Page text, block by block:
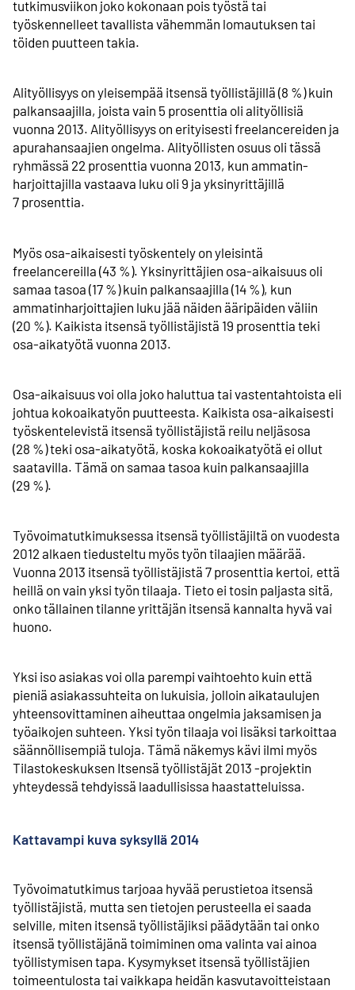
tutkimusviikon joko kokonaan pois työstä tai
työskennelleet tavallista vähemmän lomautuksen tai
töiden puutteen takia.
Alityöllisyys on yleisempää itsensä työllistäjillä (8 %) kuin
palkansaajilla, joista vain 5 prosenttia oli alityöllisiä
vuonna 2013. Alityöllisyys on erityisesti freelancereiden ja
apurahansaajien ongelma. Alityöllisten osuus oli tässä
ryhmässä 22 prosenttia vuonna 2013, kun ammatin­
harjoittajilla vastaava luku oli 9 ja yksinyrittäjillä
7 prosenttia.
Myös osa-aikaisesti työskentely on yleisintä
freelancereilla (43 %). Yksinyrittäjien osa-aikaisuus oli
samaa tasoa (17 %) kuin palkansaajilla (14 %), kun
ammatin­harjoittajien luku jää näiden ääripäiden väliin
(20 %). Kaikista itsensä työllistäjistä 19 prosenttia teki
osa-aikatyötä vuonna 2013.
Osa-aikaisuus voi olla joko haluttua tai vastentahtoista eli
johtua koko­aika­työn puutteesta. Kaikista osa-aikaisesti
työskentelevistä itsensä työllistäjistä reilu neljäsosa
(28 %) teki osa-aikatyötä, koska kokoaikatyötä ei ollut
saatavilla. Tämä on samaa tasoa kuin palkansaajilla
(29 %).
Työvoima­tutkimuksessa itsensä työllistäjiltä on vuodesta
2012 alkaen tiedusteltu myös työn tilaajien määrää.
Vuonna 2013 itsensä työllistäjistä 7 prosenttia kertoi, että
heillä on vain yksi työn tilaaja. Tieto ei tosin paljasta sitä,
onko tällainen tilanne yrittäjän itsensä kannalta hyvä vai
huono.
Yksi iso asiakas voi olla parempi vaihtoehto kuin että
pieniä asiakassuhteita on lukuisia, jolloin aikataulujen
yhteen­­sovittaminen aiheuttaa ongelmia jaksamisen ja
työaikojen suhteen. Yksi työn tilaaja voi lisäksi tarkoittaa
säännöllisempiä tuloja. Tämä näkemys kävi ilmi myös
Tilastokeskuksen Itsensä työllistäjät 2013 -projektin
yhteydessä tehdyissä laadullisissa haastatteluissa.
Kattavampi kuva syksyllä 2014
Työvoimatutkimus tarjoaa hyvää perustietoa itsensä
työllistäjistä, mutta sen tietojen perusteella ei saada
selville, miten itsensä työllistäjiksi päädytään tai onko
itsensä työllistäjänä toimiminen oma valinta vai ainoa
työllistymisen tapa. Kysymykset itsensä työllistäjien
toimeentulosta tai vaikkapa heidän kasvutavoitteistaan